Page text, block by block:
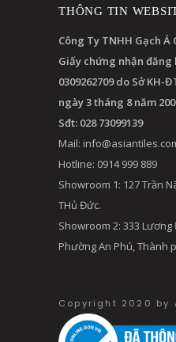
THÔNG TIN
Công Ty TNHH Gạch Á
Giấy chứng nhận đăng
0309262709 do Sở KH-
ngày 3 tháng 8 năm
Sđt: 028 73099139
Mail:
Hotline: 0914 999 889
Showroom 1: 127 Trần
THủ Đức.
Showroom 2: 333
Phường An Phú, Thành
Copyright 2020 by